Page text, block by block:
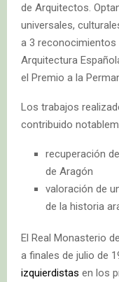
de Arquitectos.
universales,
a 3 reconocimientos
Arquitectura
el Premio a la
Los trabajos
contribuido
recuperación
de Aragón
valoración de
de la historia
El Real Monasterio
a finales de julio de
izquierdistas en los